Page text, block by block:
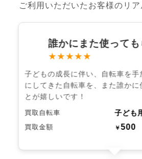
ご利用いただいたお客様のリア
誰かにまた使っても
★★★★★
子どもの成長に伴い、自転車を手
にしてきた自転車を、また誰かに
とが嬉しいです！
買取自転車 子ども
買取金額 ￥500